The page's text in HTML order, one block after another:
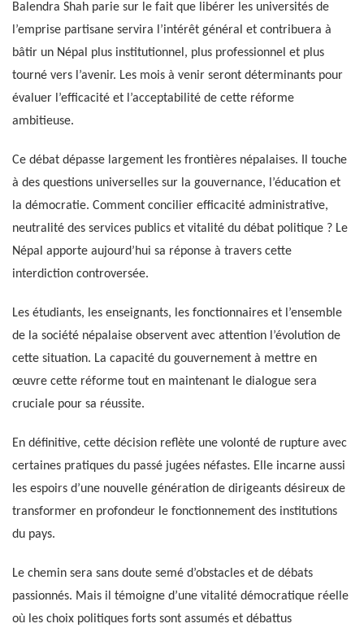
Balendra Shah parie sur le fait que libérer les universités de
l’emprise partisane servira l’intérêt général et contribuera à
bâtir un Népal plus institutionnel, plus professionnel et plus
tourné vers l’avenir. Les mois à venir seront déterminants pour
évaluer l’efficacité et l’acceptabilité de cette réforme
ambitieuse.
Ce débat dépasse largement les frontières népalaises. Il touche
à des questions universelles sur la gouvernance, l’éducation et
la démocratie. Comment concilier efficacité administrative,
neutralité des services publics et vitalité du débat politique ? Le
Népal apporte aujourd’hui sa réponse à travers cette
interdiction controversée.
Les étudiants, les enseignants, les fonctionnaires et l’ensemble
de la société népalaise observent avec attention l’évolution de
cette situation. La capacité du gouvernement à mettre en
œuvre cette réforme tout en maintenant le dialogue sera
cruciale pour sa réussite.
En définitive, cette décision reflète une volonté de rupture avec
certaines pratiques du passé jugées néfastes. Elle incarne aussi
les espoirs d’une nouvelle génération de dirigeants désireux de
transformer en profondeur le fonctionnement des institutions
du pays.
Le chemin sera sans doute semé d’obstacles et de débats
passionnés. Mais il témoigne d’une vitalité démocratique réelle
où les choix politiques forts sont assumés et débattus